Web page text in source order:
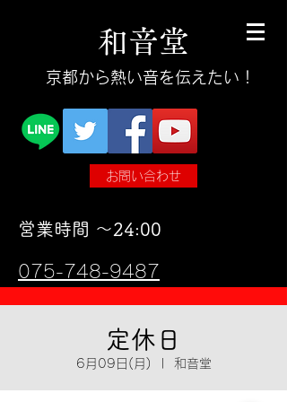
和音堂
​京都から熱い音を伝えたい！
お問い合わせ
​営業時間 〜24:00
075-748-9487
定休日
6月09日(月) 和音堂